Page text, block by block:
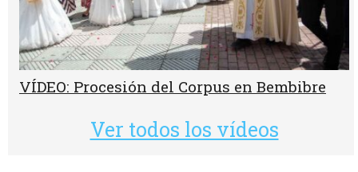
VÍDEO: Procesión del Corpus en Bembibre
Ver todos los vídeos